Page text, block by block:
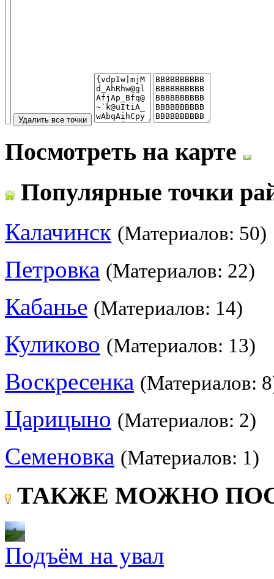
Посмотреть на карте
Популярные точки
Калачинск (Материалов: 50)
Петровка (Материалов: 22)
Кабанье (Материалов: 14)
Куликово (Материалов: 13)
Воскресенка (Материалов:
Царицыно (Материалов: 2)
Семеновка (Материалов: 1)
ТАКЖЕ МОЖНО
Подъём на увал